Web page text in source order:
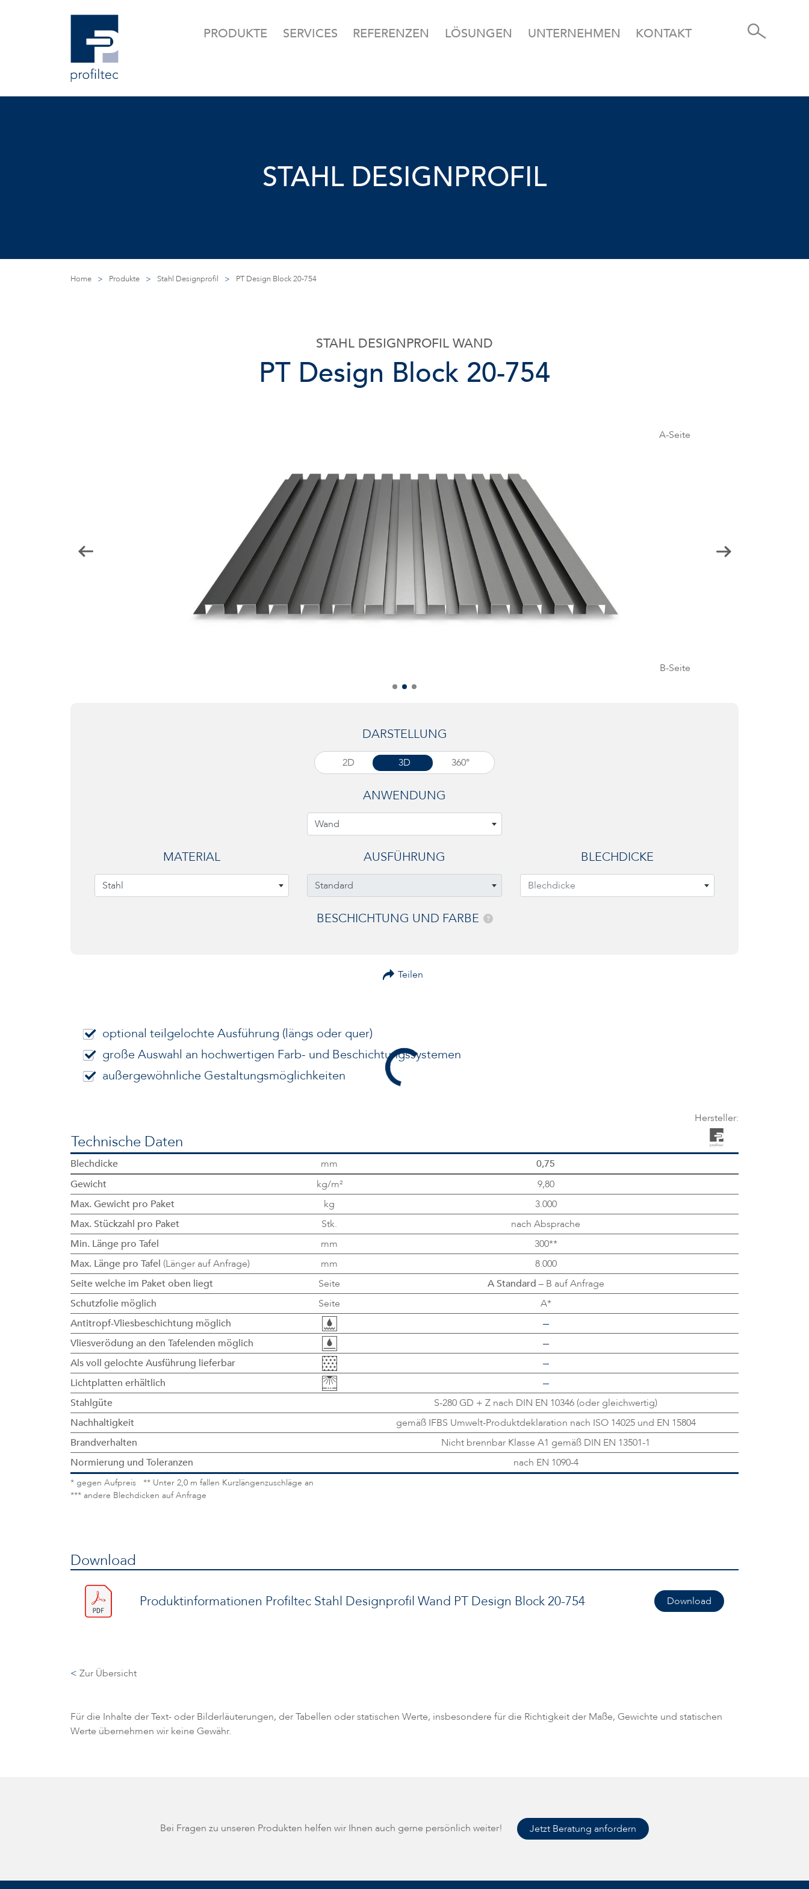
PRODUKTE SERVICES REFERENZEN LÖSUNGEN UNTERNEHMEN KONTAKT
STAHL DESIGNPROFIL
Home > Produkte > Stahl Designprofil > PT Design Block 20-754
PT Design Block 20-754
STAHL DESIGNPROFIL WAND
A-Seite
B-Seite
DARSTELLUNG
2D 3D 360°
ANWENDUNG
Wand
MATERIAL
Stahl
AUSFÜHRUNG
Standard
BLECHDICKE
Blechdicke
BESCHICHTUNG UND FARBE ?
Teilen
optional teilgelochte Ausführung (längs oder quer)
große Auswahl an hochwertigen Farb- und Beschichtungssystemen
außergewöhnliche Gestaltungsmöglichkeiten
Hersteller:
Technische Daten
Blechdicke mm
0,75
Gewicht
kg/m²
9,80
Max. Gewicht pro Paket
kg
3.000
Max. Stückzahl pro Paket
Stk.
nach Absprache
Min. Länge pro Tafel
mm
300**
Max. Länge pro Tafel (Länger auf Anfrage) mm
8.000
Seite welche im Paket oben liegt
Seite A Standard – B auf Anfrage
Schutzfolie möglich
Seite
A*
Antitropf-Vliesbeschichtung möglich
Vliesverödung an den Tafelenden möglich
Als voll gelochte Ausführung lieferbar
Lichtplatten erhältlich
Stahlgüte
S-280 GD + Z nach DIN EN 10346 (oder gleichwertig)
Nachhaltigkeit
gemäß IFBS Umwelt-Produktdeklaration nach ISO 14025 und EN 15804
Brandverhalten
Nicht brennbar Klasse A1 gemäß DIN EN 13501-1
Normierung und Toleranzen
nach EN 1090-4
* gegen Aufpreis ** Unter 2,0 m fallen Kurzlängenzuschläge an
*** andere Blechdicken auf Anfrage
Download
Produktinformationen Profiltec Stahl Designprofil Wand PT Design Block 20-754 Download
< Zur Übersicht
Für die Inhalte der Text- oder Bilderläuterungen, der Tabellen oder statischen Werte, insbesondere für die Richtigkeit der Maße, Gewichte und statischen
Werte übernehmen wir keine Gewähr.
Bei Fragen zu unseren Produkten helfen wir Ihnen auch gerne persönlich weiter! Jetzt Beratung anfordern